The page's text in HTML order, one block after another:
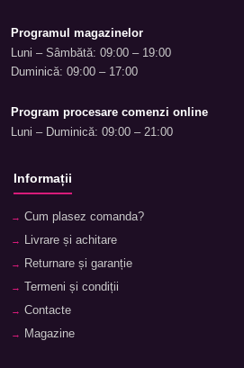
Programul magazinelor
Luni – Sâmbătă: 09:00 – 19:00
Duminică: 09:00 – 17:00
Program procesare comenzi online
Luni – Duminică: 09:00 – 21:00
Informații
Cum plasez comanda?
Livrare și achitare
Returnare și garanție
Termeni și condiții
Contacte
Magazine